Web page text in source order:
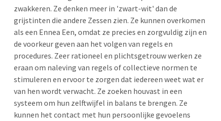
zwakkeren. Ze denken meer in 'zwart-wit' dan de
grijstinten die andere Zessen zien. Ze kunnen overkomen
als een Ennea Een, omdat ze precies en zorgvuldig zijn en
de voorkeur geven aan het volgen van regels en
procedures. Zeer rationeel en plichtsgetrouw werken ze
eraan om naleving van regels of collectieve normen te
stimuleren en ervoor te zorgen dat iedereen weet wat er
van hen wordt verwacht. Ze zoeken houvast in een
systeem om hun zelftwijfel in balans te brengen. Ze
kunnen het contact met hun persoonlijke gevoelens